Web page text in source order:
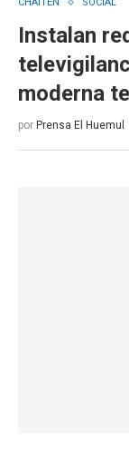
Instalan
moderna
por Prensa El Huemul